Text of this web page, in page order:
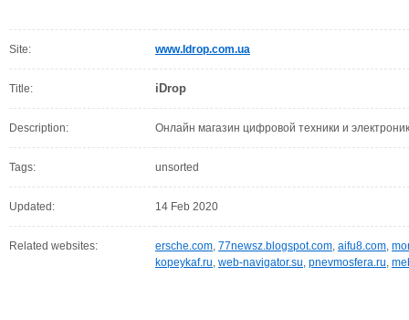
Site: www.Idrop.com.ua
Title: iDrop
Description: Онлайн магазин цифровой техники и
Tags: unsorted
Updated: 14 Feb 2020
Related websites: ersche.com, 77newsz.blogspot.com, aifu8.com,
kopeykaf.ru, web-navigator.su, pnevmosfera.ru,